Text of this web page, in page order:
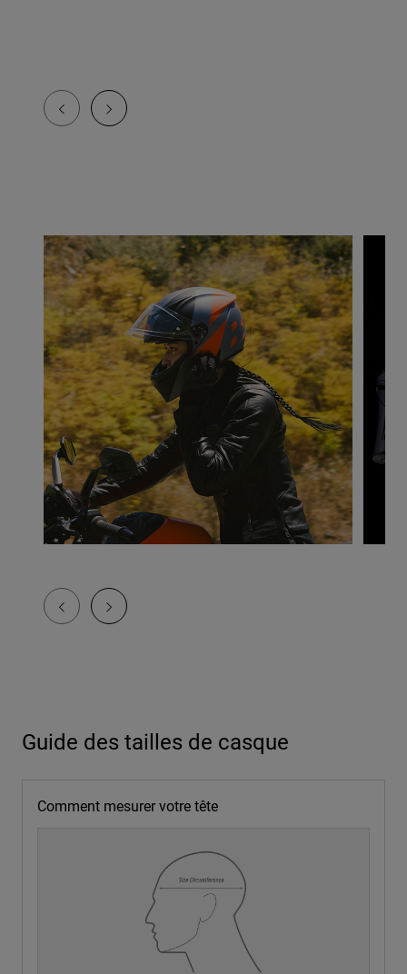
Guide des tailles de casque
Comment mesurer votre tête